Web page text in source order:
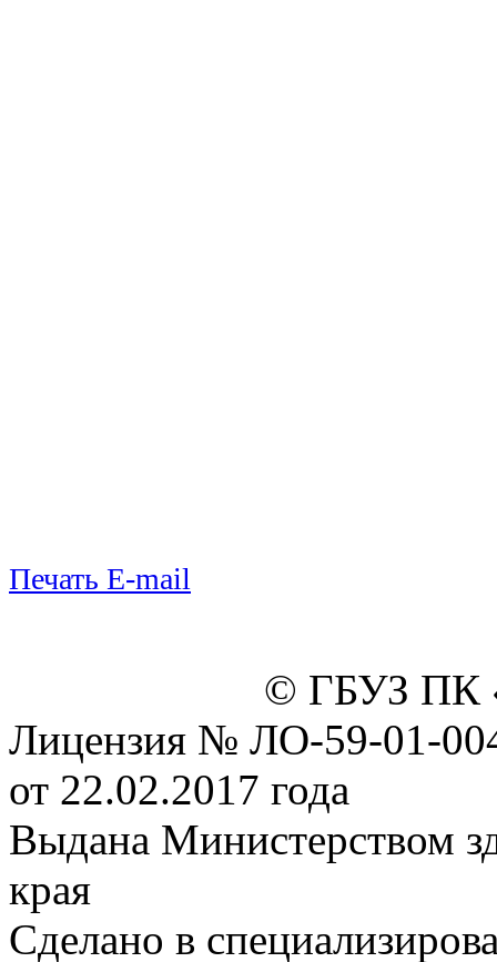
Печать E-mail
© ГБУЗ ПК
Лицензия № ЛО-59-01-
от 22.02.2017 года
Выдана Министерством
края
Сделано в